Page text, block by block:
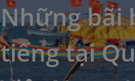
Những bãi
tiếng tại